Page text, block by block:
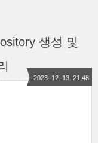
생성 및
2023. 12. 13. 21:48